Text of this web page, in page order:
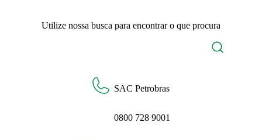
Utilize nossa busca para encontrar o que procura
SAC Petrobras
0800 728 9001